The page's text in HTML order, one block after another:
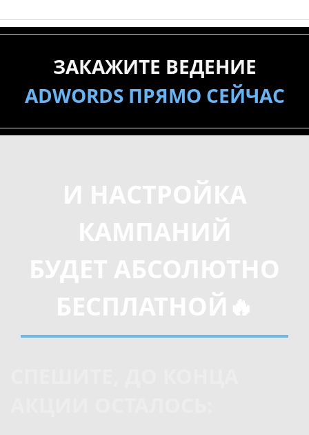
ЗАКАЖИТЕ ВЕДЕНИЕ
ADWORDS ПРЯМО СЕЙЧАС
И НАСТРОЙКА
КАМПАНИЙ
БУДЕТ АБСОЛЮТНО
БЕСПЛАТНОЙ 🔥